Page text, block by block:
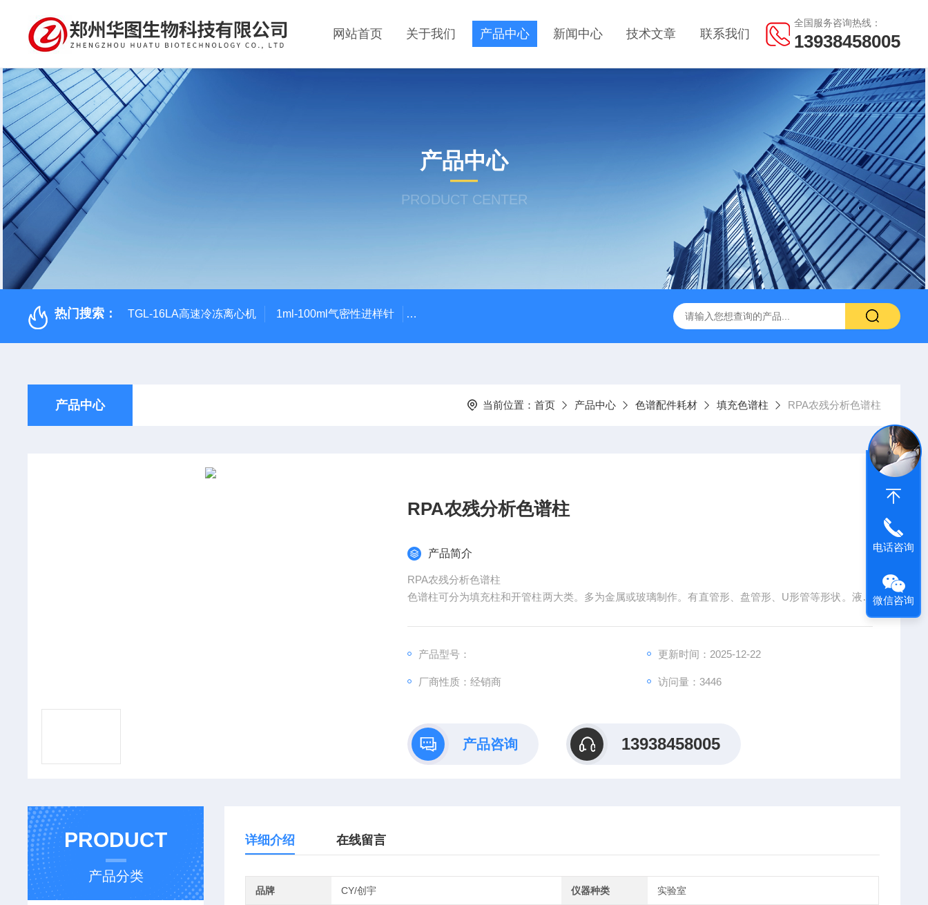
全国服务咨询热线：
13938458005
网站首页 关于我们 产品中心 新闻中心 技术文章 联系我们
产品中心
PRODUCT CENTER
热门搜索： TGL-16LA高速冷冻离心机 1ml-100ml气密性进样针 GWSY-1S高温恒温沙浴锅（300℃/600℃） GC-2060F智能血液中酒精色谱仪，血液酒精检测仪
产品中心 当前位置： 首页 产品中心 色谱配件耗材 填充色谱柱 RPA农残分析色谱柱
RPA农残分析色谱柱
产品简介
RPA农残分析色谱柱
色谱柱可分为填充柱和开管柱两大类。多为金属或玻璃制作。有直管形、盘管形、U形管等形状。液相
产品型号： 更新时间：2025-12-22
厂商性质：经销商 访问量：3446
产品咨询 13938458005
PRODUCT
产品分类
详细介绍 在线留言
品牌 CY/创宇 仪器种类 实验室
电话咨询
微信咨询